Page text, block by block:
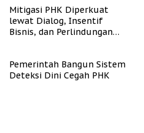
Mitigasi PHK Diperkuat
lewat Dialog, Insentif
Bisnis, dan Perlindungan
Pemerintah Bangun Sistem
Deteksi Dini Cegah PHK